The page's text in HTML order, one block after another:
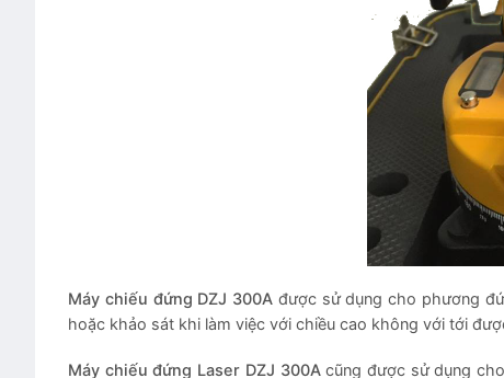
Máy chiếu đứng DZJ 300A được sử dụng cho phương
hoặc khảo sát khi làm việc với chiều cao không với tới
Máy chiếu đứng Laser DZJ 300Acũng được sử dụng